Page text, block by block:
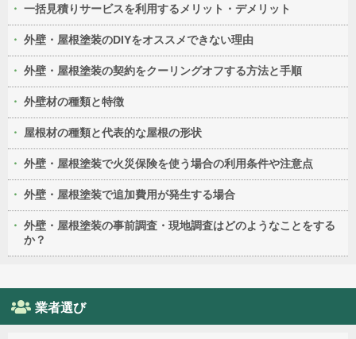
一括見積りサービスを利用するメリット・デメリット
外壁・屋根塗装のDIYをオススメできない理由
外壁・屋根塗装の契約をクーリングオフする方法と手順
外壁材の種類と特徴
屋根材の種類と代表的な屋根の形状
外壁・屋根塗装で火災保険を使う場合の利用条件や注意点
外壁・屋根塗装で追加費用が発生する場合
外壁・屋根塗装の事前調査・現地調査はどのようなことをする
か？
業者選び